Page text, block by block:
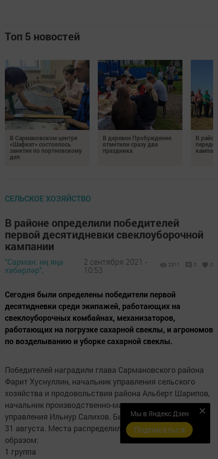
Топ 5 новостей
В Сармановском центре
«Шафкат» состоялось
занятие по портновскому
дел
В деревне Пробуждение
отметили сразу два
праздника
В
СЕЛЬСКОЕ ХОЗЯЙСТВО
В районе определили победителей
первой десятидневки свеклоуборочной
кампании
"Сарман: иң яңа
хәбәрләр",
2 сентября 2021 -
10:53
2311 0 0
Сегодня были определены победители первой
десятидневки среди экипажей, работающих на
свеклоуборочных комбайнах, механизаторов,
работающих на погрузке сахарной свеклы, и агрономов
по возделыванию и уборке сахарной свеклы.
Победителей наградили глава Сармановского района
Фарит Хуснуллин, начальник управления сельского
хозяйства и продовольствия района Альберт Шарипов,
начальник производственно-маркетингового отдела
управления Ильнур Салихов. Был взят период с 22 по
31 августа. Места распределились следующим
образом:
1 группа
Мы в Яндекс Дзен
Подписаться